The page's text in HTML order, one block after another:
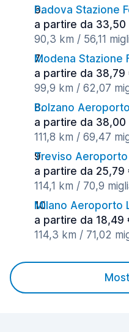
Padova Stazione
a partire da 33,50
90,3 km / 56,11
Modena Stazione
a partire da 38,79
99,9 km / 62,07
Bolzano Aeroporto
a partire da 38,00
111,8 km / 69,47
Treviso Aeroporto
a partire da 25,79
114,1 km / 70,9
Milano Aeroporto
a partire da 18,49
114,3 km / 71,02